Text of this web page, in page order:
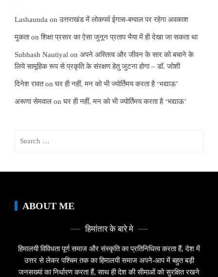
Lashaunda onउत्तराखंड में लोकपर्व ईगास-बग्वाल पर रहेगा अवकाश
मुकताonशिक्षा प्रसार का ऐसा जुनून प्रताप भैया में ही देखा जा सकता था
Subhash Nautiyal on अपने अस्तित्व और जीवन के सार को बचाने के
लिये सामूहिक रूप से प्रकृति के संरक्षण हेतु जुटना होगा – डॉ. जोशी
दिनेश रावतonघर ही नहीं, मन को भी ज्योर्तिमय करता है ‘भद्याऊ’
अरूणा सेमवाल onघर ही नहीं, मन को भी ज्योर्तिमय करता है ‘भद्याऊ’
ABOUT ME
हिमांतार के बारे मे
हिमालयी विविधता पूर्ण समाज और संस्कृति का प्रतिनिधित्व करता हैं, देश में
उत्तर से लेकर पश्चिम तक का हिमालयी समाज अपने-आप में बहुत बड़ी
जनसख्यां का निर्धारण करता हैं, साथ ही देश की सीमाओं को सुरक्षित रखने